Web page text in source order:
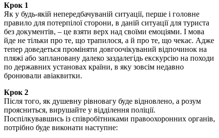
Крок 1
Як у будь-якій непередбачуваній ситуації, перше і головне
правило для потерпілої сторони, в даній ситуації для туриста
без документів, – це взяти верх над своїми емоціями. І мова
йде не тільки про те, що трапилося, а й про те, що чекає. Адже
тепер доведеться проміняти довгоочікуваний відпочинок на
пляжі або заплановану далеко заздалегідь екскурсію на походи
по державних установах країни, в яку зовсім недавно
бронювали авіаквитки.
Крок 2
Після того, як душевну рівновагу буде відновлено, а розум
проясниться, вирушайте у відділення поліції.
Поспілкувавшись із співробітниками правоохоронних органів,
потрібно буде виконати наступне: